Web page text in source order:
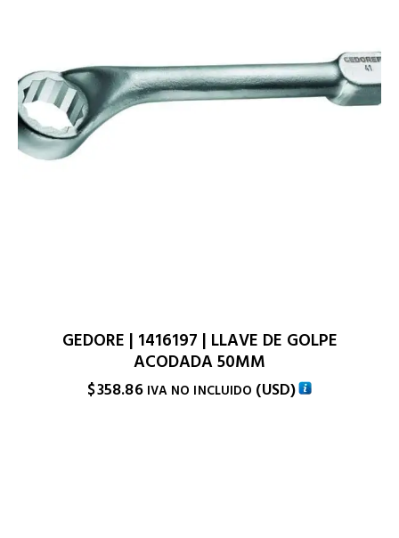
GEDORE | 1416197 | LLAVE DE GOLPE
ACODADA 50MM
$358.86 IVA NO INCLUIDO (USD)